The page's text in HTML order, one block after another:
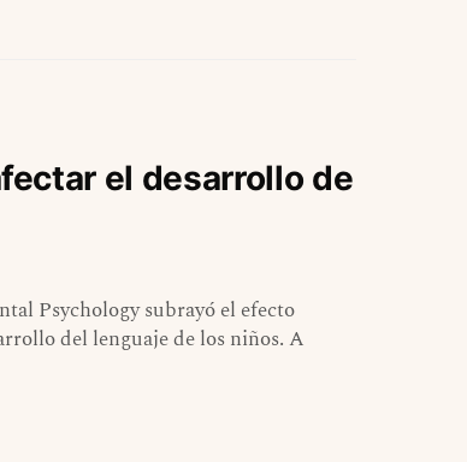
el desarrollo de
Psychology subrayó el efecto
del lenguaje de los niños. A